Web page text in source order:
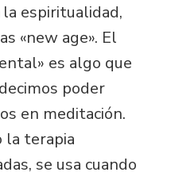
espiritualidad,
«new age». El
es algo que
poder
en meditación.
la terapia
se usa cuando